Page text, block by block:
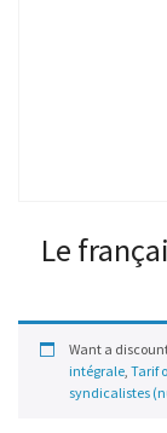
Le
Want a
intégrale, Tarif
syndicalistes